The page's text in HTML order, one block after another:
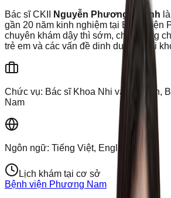
Bác sĩ CKII
Nguyễn Phương Khanh
gần 20 năm kinh nghiệm tại Bệnh viện
chuyên khám dậy thì sớm, chậm tăng
trẻ em và các vấn đề dinh dưỡng nhi
Chức vụ: Bác sĩ Khoa Nhi và Sơ sinh,
Nam
Ngôn ngữ: Tiếng Việt, English
Lịch khám tại cơ sở
Bệnh viện Phương Nam